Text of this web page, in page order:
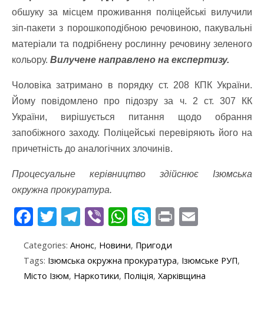
обшуку за місцем проживання поліцейські вилучили
зіп-пакети з порошкоподібною речовиною, пакувальні
матеріали та подрібнену рослинну речовину зеленого
кольору. Вилучене направлено на експертизу.
Чоловіка затримано в порядку ст. 208 КПК України.
Йому повідомлено про підозру за ч. 2 ст. 307 КК
України, вирішується питання щодо обрання
запобіжного заходу. Поліцейські перевіряють його на
причетність до аналогічних злочинів.
Процесуальне керівництво здійснює Ізюмська
окружна прокуратура.
F
e
b
T
itt
er
T
e
gr
Vi
er
W
at
s
S
y
p
Pr
t ai
l
Categories: Анонс, Новини, Пригоди
Tags: Ізюмська окружна прокуратура, Ізюмське РУП,
Місто Ізюм, Наркотики, Поліція, Харківщина